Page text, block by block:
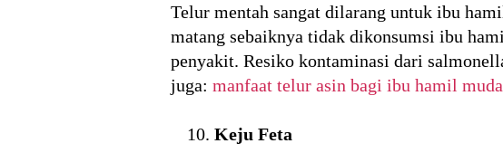
Telur mentah sangat dilarang untuk ibu
matang sebaiknya tidak dikonsumsi ibu
penyakit. Resiko kontaminasi dari
juga: manfaat telur asin bagi ibu hamil
Keju Feta